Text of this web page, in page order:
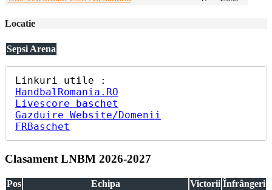
Locatie
Sepsi Arena
HandbalRomania.RO
Livescore baschet
Gazduire Website/Domenii
FRBaschet
Clasament LNBM 2026-2027
Pos Echipa Victorii Înfrângeri